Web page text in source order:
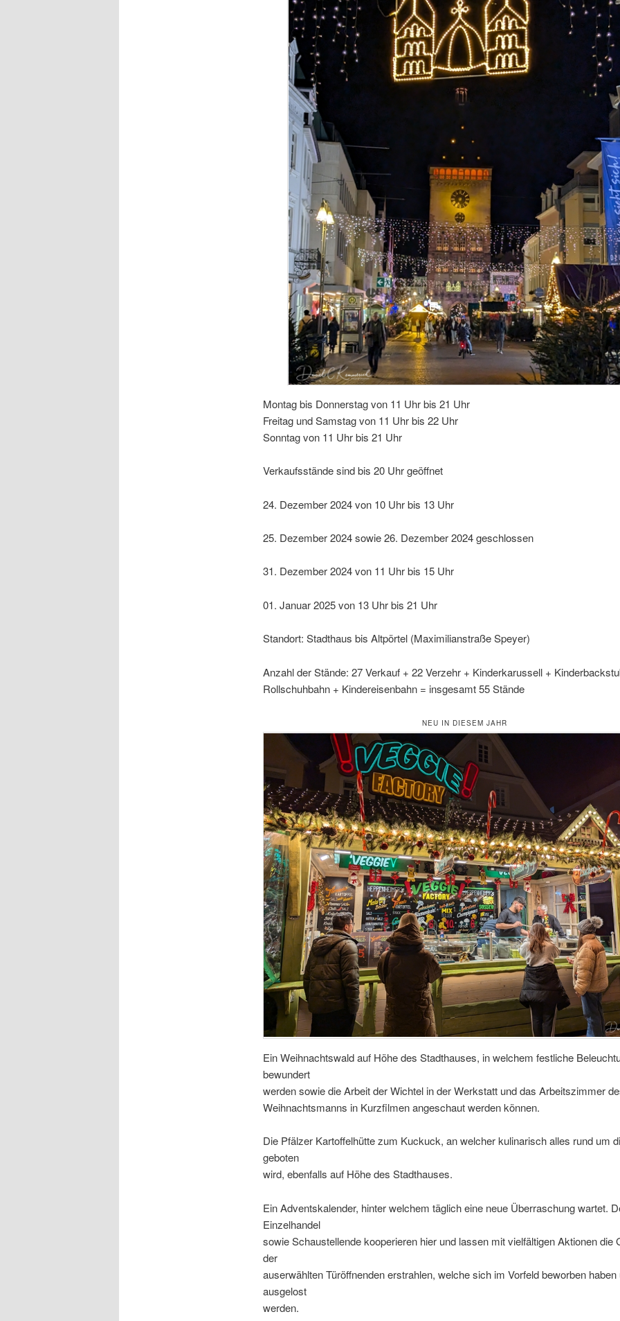
Montag bis Donnerstag von 11 Uhr bis 21 Uhr
Freitag und Samstag von 11 Uhr bis 22 Uhr
Sonntag von 11 Uhr bis 21 Uhr
Verkaufsstände sind bis 20 Uhr geöffnet
24. Dezember 2024 von 10 Uhr bis 13 Uhr
25. Dezember 2024 sowie 26. Dezember 2024 geschlossen
31. Dezember 2024 von 11 Uhr bis 15 Uhr
01. Januar 2025 von 13 Uhr bis 21 Uhr
Standort: Stadthaus bis Altpörtel (Maximilianstraße Speyer)
Anzahl der Stände: 27 Verkauf + 22 Verzehr + Kinderkarussell +
Rollschuhbahn + Kindereisenbahn = insgesamt 55 Stände
NEU IN DIESEM JAHR
Ein Weihnachtswald auf Höhe des Stadthauses, in welchem festliche
bewundert
werden sowie die Arbeit der Wichtel in der Werkstatt und das Arbeitszimmer
Weihnachtsmanns in Kurzfilmen angeschaut werden können.
Die Pfälzer Kartoffelhütte zum Kuckuck, an welcher kulinarisch alles rund um
geboten
wird, ebenfalls auf Höhe des Stadthauses.
Ein Adventskalender, hinter welchem täglich eine neue Überraschung wartet.
Einzelhandel
sowie Schaustellende kooperieren hier und lassen mit vielfältigen Aktionen die
der
auserwählten Türöffnenden erstrahlen, welche sich im Vorfeld beworben haben
ausgelost
werden.